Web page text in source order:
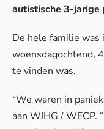
autistische 3-jarige
De hele familie was
woensdagochtend,
te vinden was.
“We waren in
aan WJHG / WECP.